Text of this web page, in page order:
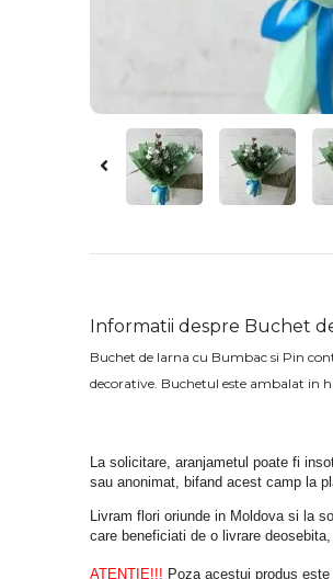
Informatii despre Buchet
Buchet de Iarna cu Bumbac si Pin
decorative. Buchetul este ambalat in
La solicitare, aranjametul poate fi
sau anonimat, bifand acest camp la
Livram flori oriunde in Moldova si la
care beneficiati de o livrare
ATENTIE!!! Poza acestui produs